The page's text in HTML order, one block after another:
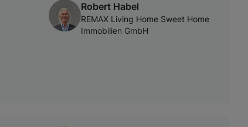
Robert Habel
REMAX Living Home Sweet Home
Immobilien GmbH